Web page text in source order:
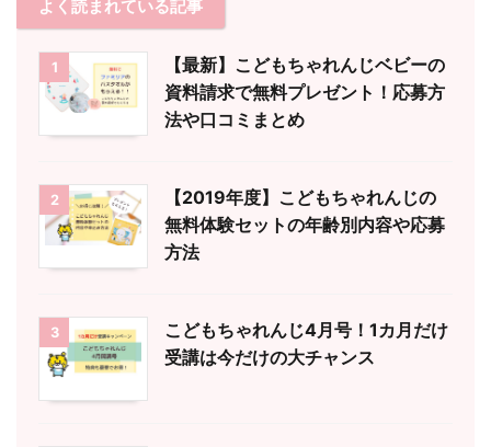
よく読まれている記事
1
【最新】こどもちゃれんじベビーの
資料請求で無料プレゼント！応募方
法や口コミまとめ
2
【2019年度】こどもちゃれんじの
無料体験セットの年齢別内容や応募
方法
3
こどもちゃれんじ4月号！1カ月だけ
受講は今だけの大チャンス